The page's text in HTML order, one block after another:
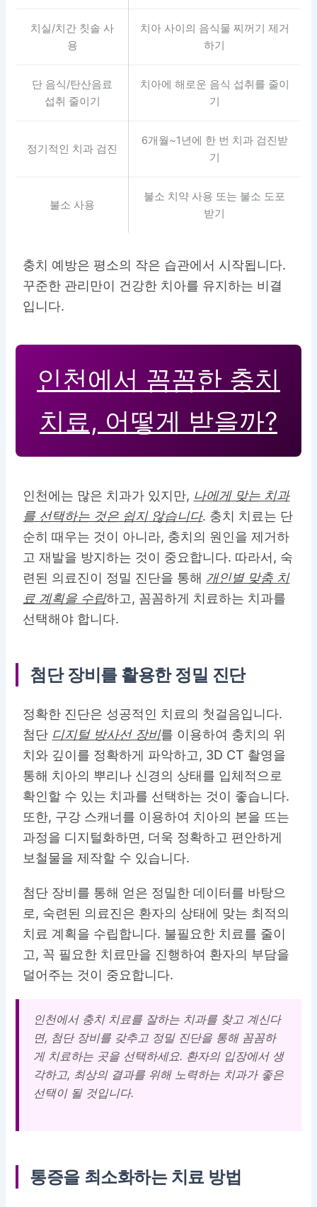
치실/치간 칫솔 사
용
치아 사이의 음식물 찌꺼기 제거
하기
단 음식/탄산음료
섭취 줄이기
치아에 해로운 음식 섭취를 줄이
기
정기적인 치과 검진
6개월~1년에 한 번 치과 검진받
기
불소 사용
불소 치약 사용 또는 불소 도포
받기
충치 예방은 평소의 작은 습관에서 시작됩니다.
꾸준한 관리만이 건강한 치아를 유지하는 비결
입니다.
인천에서 꼼꼼한 충치
치료, 어떻게 받을까?
인천에는 많은 치과가 있지만, 나에게 맞는 치과
를 선택하는 것은 쉽지 않습니다. 충치 치료는 단
순히 때우는 것이 아니라, 충치의 원인을 제거하
고 재발을 방지하는 것이 중요합니다. 따라서, 숙
련된 의료진이 정밀 진단을 통해 개인별 맞춤 치
료 계획을 수립하고, 꼼꼼하게 치료하는 치과를
선택해야 합니다.
첨단 장비를 활용한 정밀 진단
정확한 진단은 성공적인 치료의 첫걸음입니다.
첨단 디지털 방사선 장비를 이용하여 충치의 위
치와 깊이를 정확하게 파악하고, 3D CT 촬영을
통해 치아의 뿌리나 신경의 상태를 입체적으로
확인할 수 있는 치과를 선택하는 것이 좋습니다.
또한, 구강 스캐너를 이용하여 치아의 본을 뜨는
과정을 디지털화하면, 더욱 정확하고 편안하게
보철물을 제작할 수 있습니다.
첨단 장비를 통해 얻은 정밀한 데이터를 바탕으
로, 숙련된 의료진은 환자의 상태에 맞는 최적의
치료 계획을 수립합니다. 불필요한 치료를 줄이
고, 꼭 필요한 치료만을 진행하여 환자의 부담을
덜어주는 것이 중요합니다.
인천에서 충치 치료를 잘하는 치과를 찾고 계신다
면, 첨단 장비를 갖추고 정밀 진단을 통해 꼼꼼하
게 치료하는 곳을 선택하세요. 환자의 입장에서 생
각하고, 최상의 결과를 위해 노력하는 치과가 좋은
선택이 될 것입니다.
통증을 최소화하는 치료 방법